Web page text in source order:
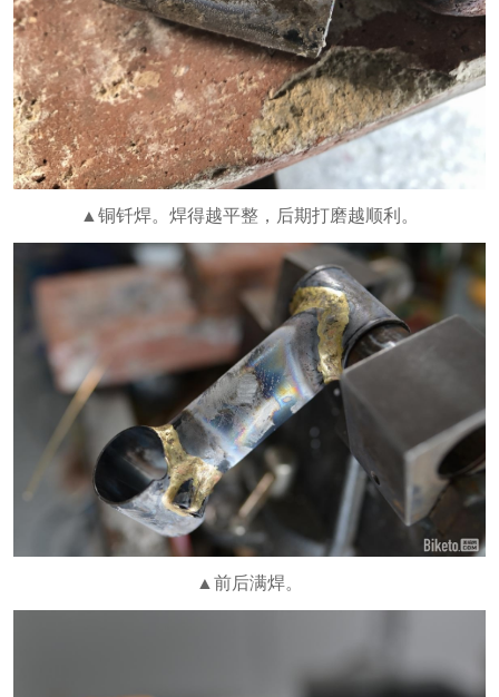
▲铜钎焊。焊得越平整，后期打磨越顺利。
▲前后满焊。